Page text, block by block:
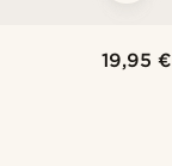
19,95 €